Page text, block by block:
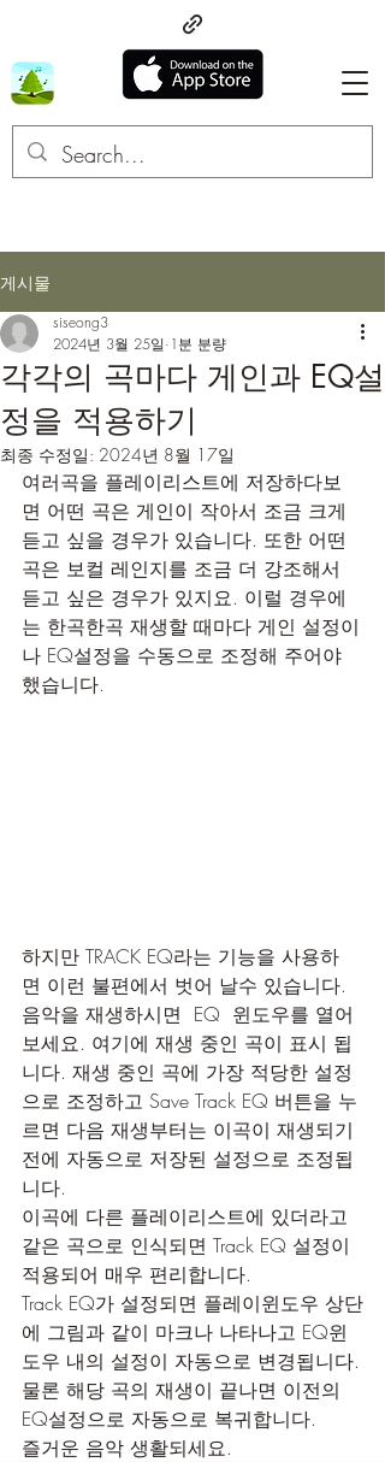
게시물
각각의 곡마다 게인과 EQ설
정을 적용하기
siseong3
2024년 3월 25일 1분 분량
최종 수정일: 2024년 8월 17일
여러곡을 플레이리스트에 저장하다보
면 어떤 곡은 게인이 작아서 조금 크게
듣고 싶을 경우가 있습니다. 또한 어떤
곡은 보컬 레인지를 조금 더 강조해서
듣고 싶은 경우가 있지요. 이럴 경우에
는 한곡한곡 재생할 때마다 게인 설정이
나 EQ설정을 수동으로 조정해 주어야
했습니다.
하지만 TRACK EQ라는 기능을 사용하
면 이런 불편에서 벗어 날수 있습니다.
음악을 재생하시면  EQ  윈도우를 열어
보세요. 여기에 재생 중인 곡이 표시 됩
니다. 재생 중인 곡에 가장 적당한 설정
으로 조정하고 Save Track EQ 버튼을 누
르면 다음 재생부터는 이곡이 재생되기
전에 자동으로 저장된 설정으로 조정됩
니다.
이곡에 다른 플레이리스트에 있더라고
같은 곡으로 인식되면 Track EQ 설정이
적용되어 매우 편리합니다.
Track EQ가 설정되면 플레이윈도우 상단
에 그림과 같이 마크나 나타나고 EQ윈
도우 내의 설정이 자동으로 변경됩니다.
물론 해당 곡의 재생이 끝나면 이전의
EQ설정으로 자동으로 복귀합니다.
즐거운 음악 생활되세요.